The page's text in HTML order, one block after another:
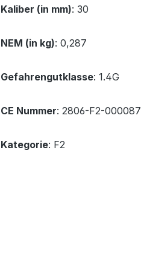
Kaliber (in mm): 30
NEM (in kg): 0,287
Gefahrengutklasse: 1.4G
CE Nummer: 2806-F2-000087
Kategorie: F2